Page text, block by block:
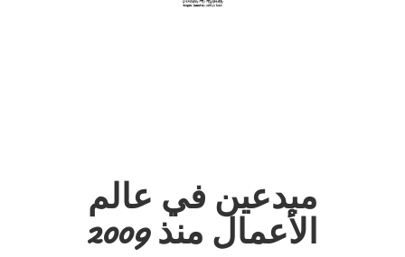
مبدعين في عالم
الأعمال منذ 2009